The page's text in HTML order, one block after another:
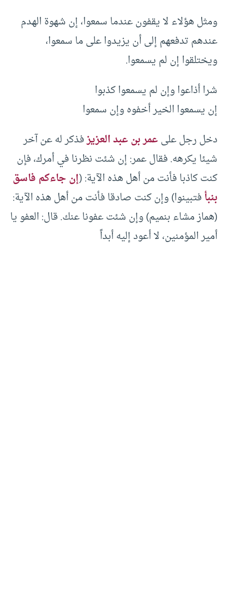
ومثل هؤلاء لا يقفون عندما سمعوا، إن شهوة الهدم
عندهم تدفعهم إلى أن يزيدوا على ما سمعوا،
ويختلقوا إن لم يسمعوا.
شرا أذاعوا وإن لم يسمعوا كذبوا
إن يسمعوا الخير أخفوه وإن سمعوا
دخل رجل علىعمر بن عبد العزيزفذكر له عن آخر
شيئا يكرهه. فقال عمر: إن شئت نظرنا في أمرك، فإن
كنت كاذبا فأنت من أهل هذه الآية: (إن جاءكم فاسق
بنبأفتبينوا) وإن كنت صادقا فأنت من أهل هذه الآية:
(هماز مشاء بنميم) وإن شئت عفونا عنك. قال: العفو يا
أمير المؤمنين، لا أعود إليه أبداً